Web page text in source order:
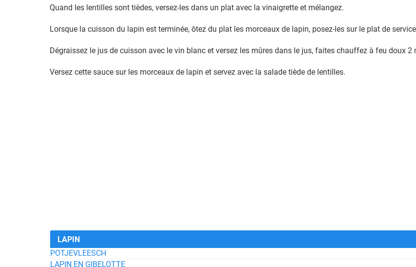
Quand les lentilles sont tièdes, versez-les dans un plat avec la vinaigrette et mélangez.
Lorsque la cuisson du lapin est terminée, ôtez du plat les morceaux de lapin, posez-les sur le plat de
Dégraissez le jus de cuisson avec le vin blanc et versez les mûres dans le jus, faites chauffez à feu doux
Versez cette sauce sur les morceaux de lapin et servez avec la salade tiède de lentilles.
LAPIN
POTJEVLEESCH
LAPIN EN GIBELOTTE